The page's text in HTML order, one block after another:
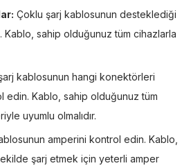
Çoklu şarj kablosunun desteklediği
Kablo, sahip olduğunuz tüm cihazlarla
kablosunun hangi konektörleri
edin. Kablo, sahip olduğunuz tüm
uyumlu olmalıdır.
amperini kontrol edin. Kablo,
şekilde şarj etmek için yeterli amper